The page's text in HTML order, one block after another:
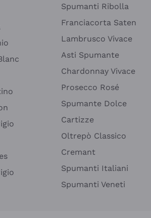
Spumanti Ribolla
Franciacorta Saten
Lambrusco Vivace
Asti Spumante
Chardonnay Vivace
Prosecco Rosé
Spumante Dolce
Cartizze
Oltrepò Classico
Cremant
Spumanti Italiani
Spumanti Veneti